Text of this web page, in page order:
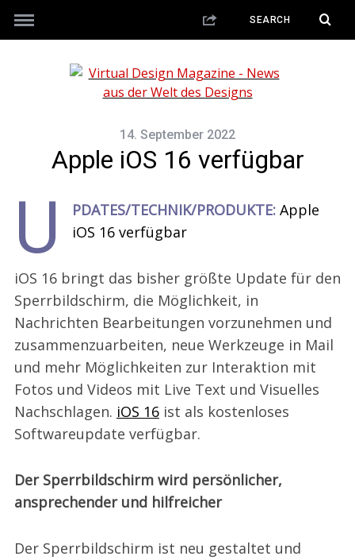
14. September 2022
Apple iOS 16 verfügbar
U PDATES/TECHNIK/PRODUKTE: Apple
iOS 16 verfügbar
iOS 16 bringt das bisher größte Update für den
Sperrbildschirm, die Möglichkeit, in
Nachrichten Bearbeitungen vorzunehmen und
zusammenzuarbeiten, neue Werkzeuge in Mail
und mehr Möglichkeiten zur Interaktion mit
Fotos und Videos mit Live Text und Visuelles
Nachschlagen. iOS 16ist als kostenloses
Softwareupdate verfügbar.
Der Sperrbildschirm wird persönlicher,
ansprechender und hilfreicher
Der Sperrbildschirm ist neu gestaltet und